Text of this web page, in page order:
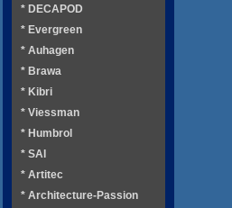
* DECAPOD
* Evergreen
* Auhagen
* Brawa
* Kibri
* Viessman
* Humbrol
* SAI
* Artitec
* Architecture-Passion